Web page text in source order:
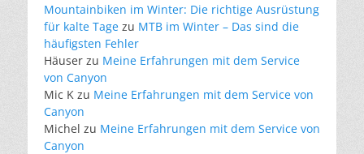
Mountainbiken im Winter: Die richtige Ausrüstung
für kalte Tage zu MTB im Winter – Das sind die
häufigsten Fehler
Häuser zu Meine Erfahrungen mit dem Service
von Canyon
Mic K zu Meine Erfahrungen mit dem Service von
Canyon
Michel zu Meine Erfahrungen mit dem Service von
Canyon